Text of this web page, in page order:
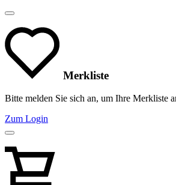
Merkliste
Bitte melden Sie sich an, um Ihre Merkliste
Zum Login